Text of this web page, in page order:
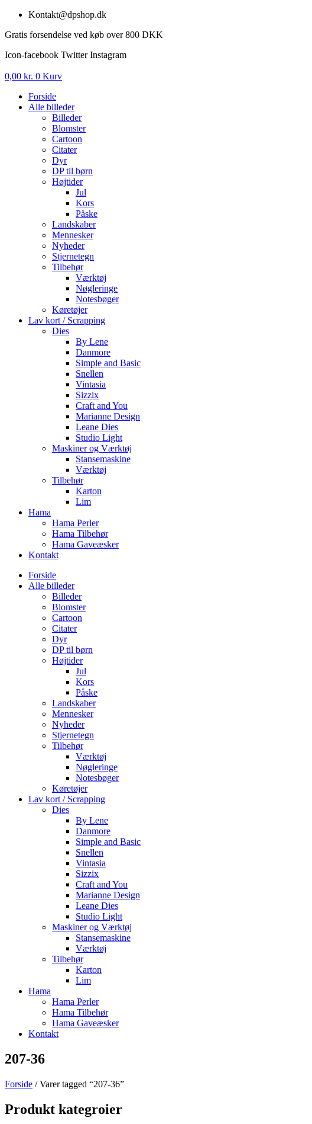
Videre
indhold
Kontakt@dpshop.dk
Gratis forsendelse ved køb over 800 DKK
Icon-facebook Twitter Instagram
0,00 kr. 0 Kurv
Forside
Alle billeder
Billeder
Blomster
Cartoon
Citater
Dyr
DP til børn
Højtider
Jul
Kors
Påske
Landskaber
Mennesker
Nyheder
Stjernetegn
Tilbehør
Værktøj
Nøgleringe
Notesbøger
Køretøjer
Lav kort / Scrapping
Dies
By Lene
Danmore
Simple and Basic
Snellen
Vintasia
Sizzix
Craft and You
Marianne Design
Leane Dies
Studio Light
Maskiner og Værktøj
Stansemaskine
Værktøj
Tilbehør
Karton
Lim
Hama
Hama Perler
Hama Tilbehør
Hama Gaveæsker
Kontakt
Forside
Alle billeder
Billeder
Blomster
Cartoon
Citater
Dyr
DP til børn
Højtider
Jul
Kors
Påske
Landskaber
Mennesker
Nyheder
Stjernetegn
Tilbehør
Værktøj
Nøgleringe
Notesbøger
Køretøjer
Lav kort / Scrapping
Dies
By Lene
Danmore
Simple and Basic
Snellen
Vintasia
Sizzix
Craft and You
Marianne Design
Leane Dies
Studio Light
Maskiner og Værktøj
Stansemaskine
Værktøj
Tilbehør
Karton
Lim
Hama
Hama Perler
Hama Tilbehør
Hama Gaveæsker
Kontakt
207-36
Forside / Varer tagged “207-36”
Produkt kategroier